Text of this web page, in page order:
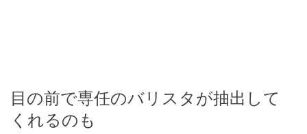
目の前で専任のバリスタが抽出して
くれるのも